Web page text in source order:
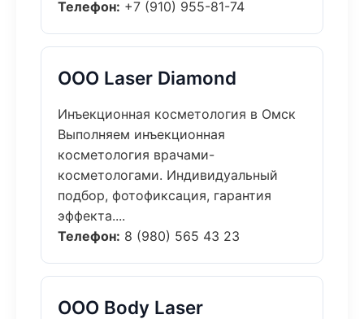
Телефон: +7 (910) 955-81-74
ООО Laser Diamond
Инъекционная косметология в Омск
Выполняем инъекционная
косметология врачами-
косметологами. Индивидуальный
подбор, фотофиксация, гарантия
эффекта....
Телефон: 8 (980) 565 43 23
ООО Body Laser